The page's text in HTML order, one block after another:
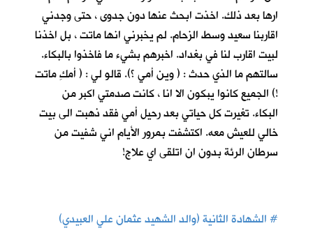
ارها بعد ذلك. اخذت ابحث عنها دون جدوى ، حتى وجدني
اقاربنا سعيد وسط الزحام. لم يخبرني انها ماتت ، بل اخذنا
لبيت اقارب لنا في بغداد. اخبرهم بشيء ما فاخذوا بالبكاء.
سالتهم ما الذي حدث : ( وين أمي ؟). قالو لي : ( أمكِ ماتت
!) الجميع كانوا يبكون الا انا ، كانت صدمتي اكبر من
البكاء. تغيرت كل حياتي بعد رحيل أمي فقد ذهبت الى بيت
خالي للعيش معه. اكتشفت بمرور الأيام اني شفيت من
سرطان الرئة بدون ان اتلقى اي علاج!
#الشهادة الثانية (والد الشهيد عثمان علي العبيدي)